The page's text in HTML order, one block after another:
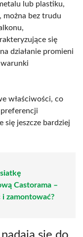
lub plastiku,
można bez trudu
się
działanie promieni
warunki
właściwości, co
jeszcze bardziej
Castorama –
zamontować?